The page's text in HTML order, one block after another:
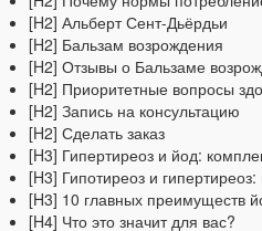
[H2] Альберт Сент-Дьёрдьи
[H2] Бальзам возрождения
[H2] Отзывы о Бальзаме
[H2] Приоритетные вопросы
[H2] Запись на консультацию
[H2] Сделать заказ
[H3] Гипертиреоз и йод:
[H3] Гипотиреоз и
[H3] 10 главных преимуществ
[H4] Что это значит для вас?